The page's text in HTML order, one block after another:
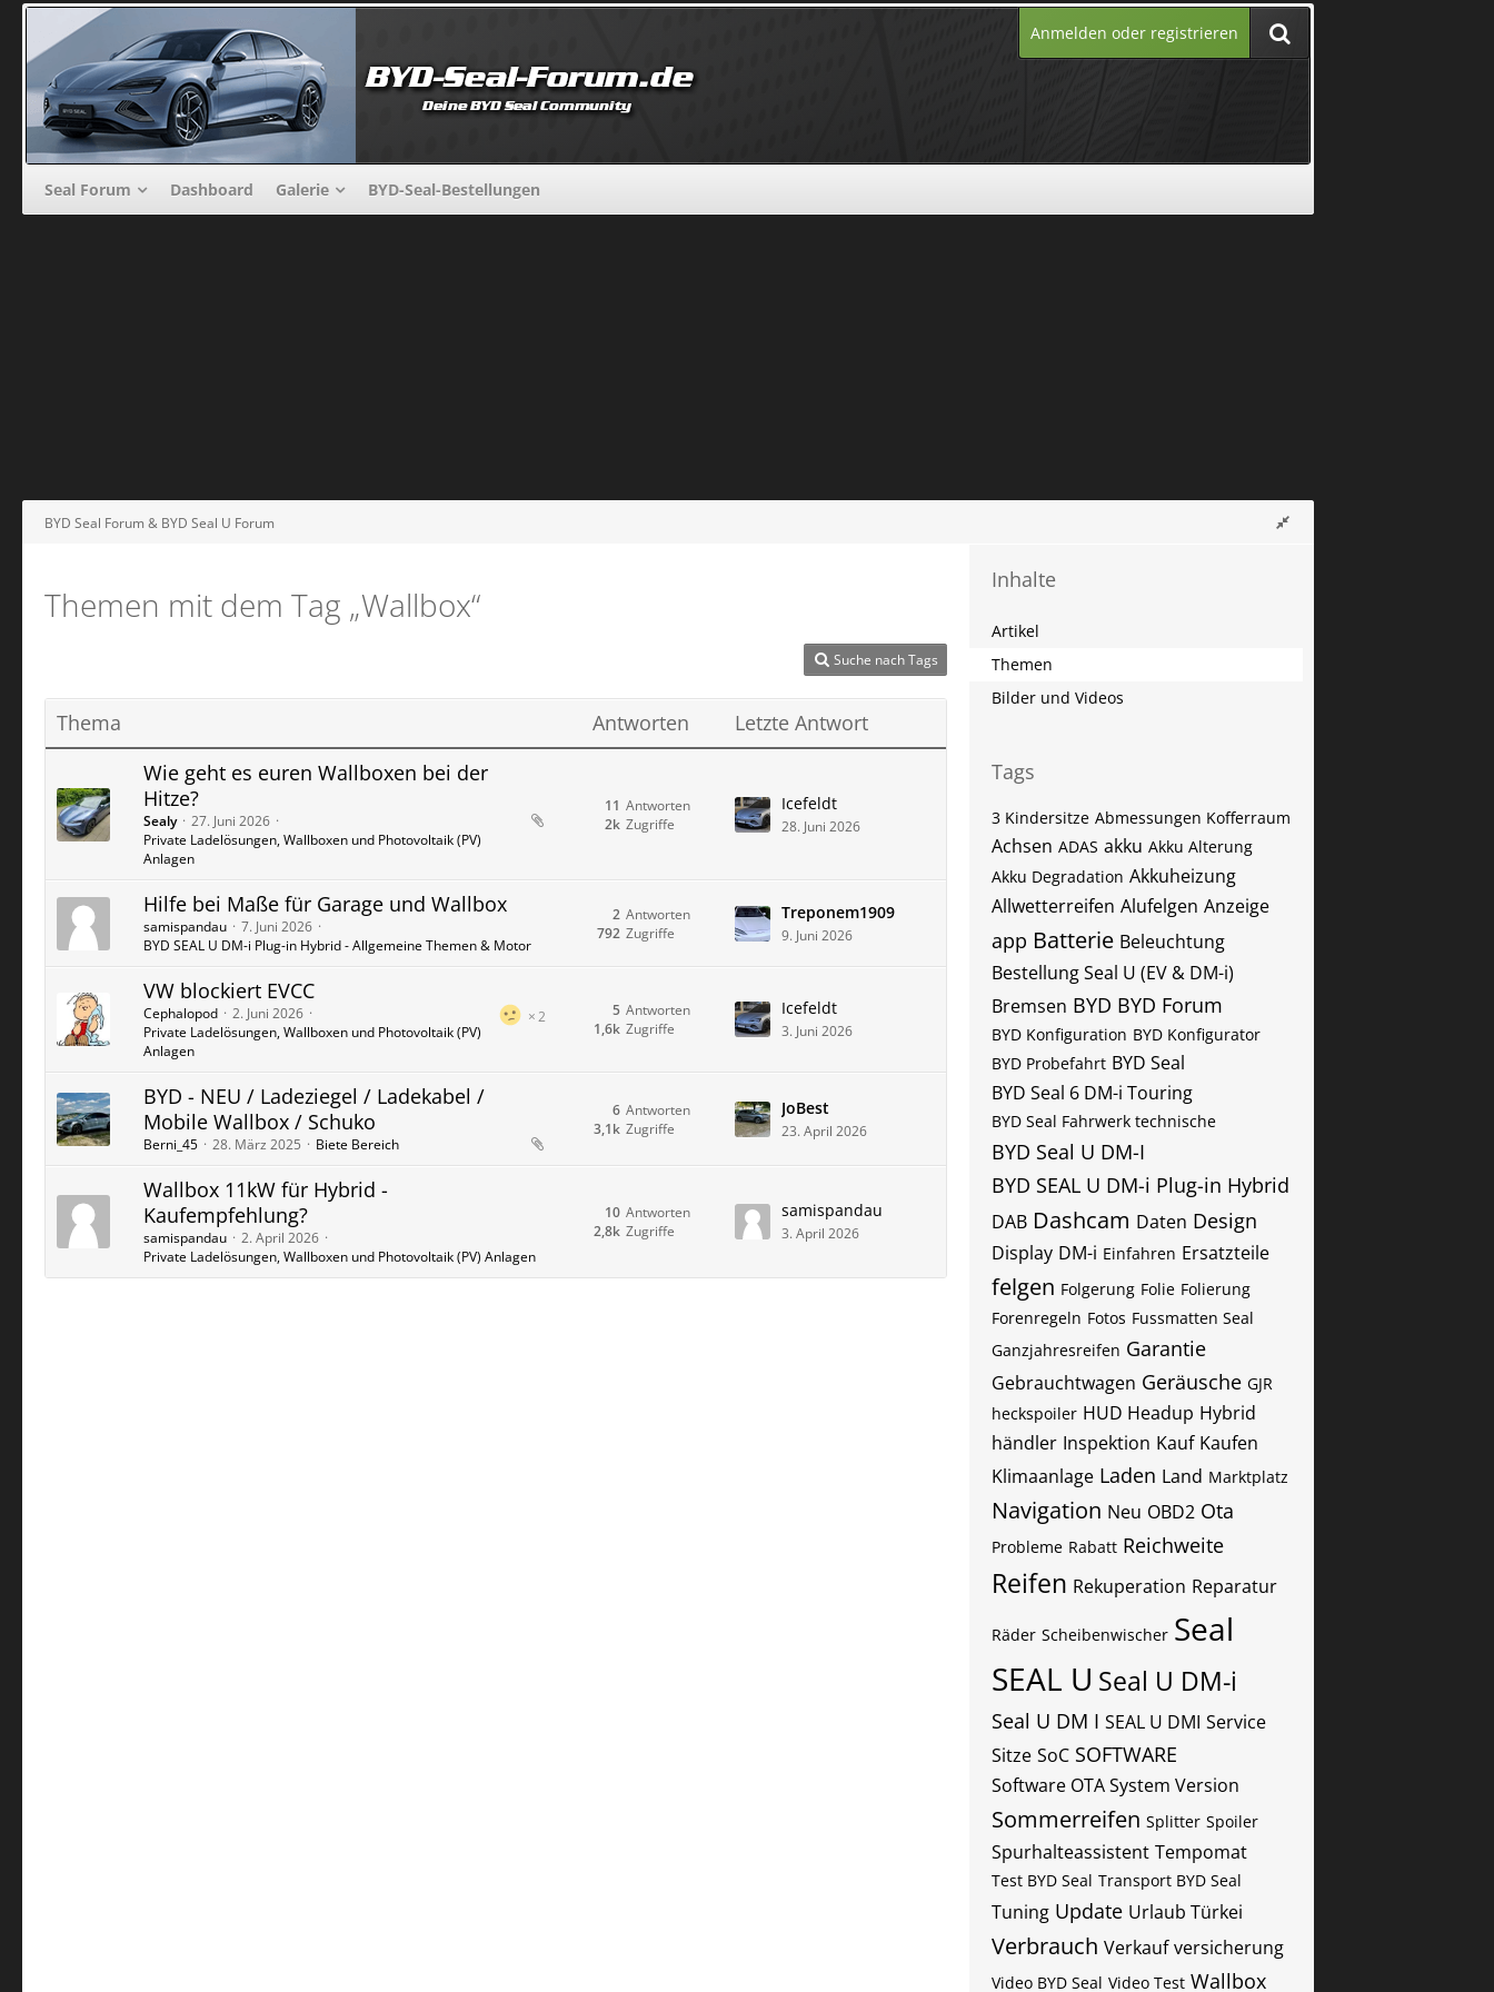
Anmelden oder registrieren
Seal Forum Dashboard Galerie BYD-Seal-Bestellungen
BYD Seal Forum & BYD Seal U Forum
Themen mit dem Tag „Wallbox“
Suche nach Tags
Thema Antworten
Letzte Antwort
Wie geht es euren Wallboxen bei der
Hitze?
Sealy
27. Juni 2026
Private Ladelösungen, Wallboxen und Photovoltaik (PV)
Anlagen
Antworten
11
Zugriffe
2k
Icefeldt
28. Juni 2026
Hilfe bei Maße für Garage und Wallbox
samispandau
7. Juni 2026
BYD SEAL U DM-i Plug-in Hybrid - Allgemeine Themen & Motor
Antworten
2
Zugriffe
792
Treponem1909
9. Juni 2026
VW blockiert EVCC
2
Cephalopod
2. Juni 2026
Private Ladelösungen, Wallboxen und Photovoltaik (PV)
Anlagen
Antworten
5
Zugriffe
1,6k
Icefeldt
3. Juni 2026
BYD - NEU / Ladeziegel / Ladekabel /
Mobile Wallbox / Schuko
Berni_45 28. März 2025 Biete Bereich
Antworten
6
Zugriffe
3,1k
JoBest
23. April 2026
Wallbox 11kW für Hybrid -
Kaufempfehlung?
samispandau
2. April 2026
Private Ladelösungen, Wallboxen und Photovoltaik (PV) Anlagen
Antworten
10
Zugriffe
2,8k
samispandau
3. April 2026
Inhalte
Artikel
Themen
Bilder und Videos
Tags
3 Kindersitze Abmessungen Kofferraum
Achsen ADAS akku Akku Alterung
Akku Degradation Akkuheizung
Allwetterreifen Alufelgen Anzeige
app Batterie Beleuchtung
Bestellung Seal U (EV & DM-i)
Bremsen BYD BYD Forum
BYD Konfiguration BYD Konfigurator
BYD Probefahrt BYD Seal
BYD Seal 6 DM-i Touring
BYD Seal Fahrwerk technische
BYD Seal U DM-I
BYD SEAL U DM-i Plug-in Hybrid
DAB Dashcam Daten Design
Display DM-i Einfahren Ersatzteile
felgen Folgerung Folie Folierung
Forenregeln Fotos Fussmatten Seal
Ganzjahresreifen Garantie
Gebrauchtwagen Geräusche GJR
heckspoiler HUD Headup Hybrid
händler Inspektion Kauf Kaufen
Klimaanlage Laden Land Marktplatz
Navigation Neu OBD2 Ota
Probleme Rabatt Reichweite
Reifen Rekuperation Reparatur
Räder Scheibenwischer Seal
SEAL U Seal U DM-i
Seal U DM I SEAL U DMI Service
Sitze SoC SOFTWARE
Software OTA System Version
Sommerreifen Splitter Spoiler
Spurhalteassistent Tempomat
Test BYD Seal Transport BYD Seal
Tuning Update Urlaub Türkei
Verbrauch Verkauf versicherung
Video BYD Seal Video Test Wallbox